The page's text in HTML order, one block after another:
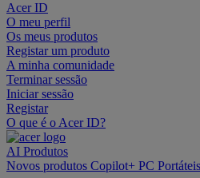
Acer ID
O meu perfil
Os meus produtos
Registar um produto
A minha comunidade
Terminar sessão
Iniciar sessão
Registar
O que é o Acer ID?
AI Produtos
Novos produtos Copilot+ PC Portáteis